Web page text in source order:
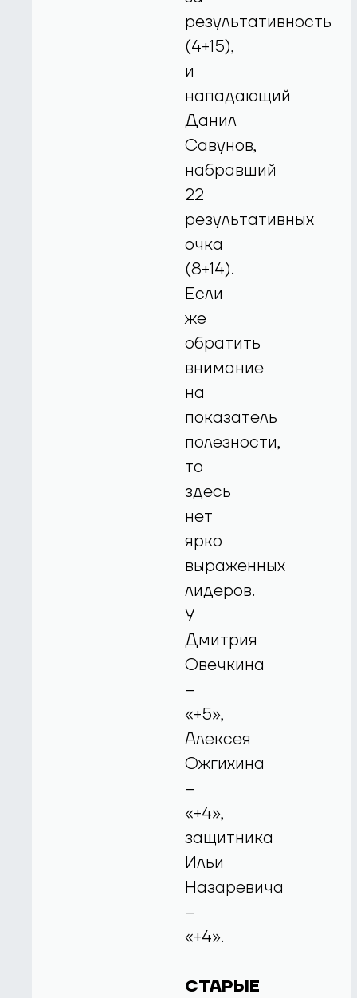
результативность
(4+15),
и
нападающий
Данил
Савунов,
набравший
22
результативных
очка
(8+14).
Если
же
обратить
внимание
на
показатель
полезности,
то
здесь
нет
ярко
выраженных
лидеров.
У
Дмитрия
Овечкина
–
«+5»,
Алексея
Ожгихина
–
«+4»,
защитника
Ильи
Назаревича
–
«+4».
СТАРЫЕ